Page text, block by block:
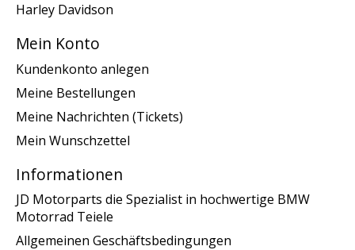
Harley Davidson
Mein Konto
Kundenkonto anlegen
Meine Bestellungen
Meine Nachrichten (Tickets)
Mein Wunschzettel
Informationen
JD Motorparts die Spezialist in hochwertige BMW
Motorrad Teiele
Allgemeinen Geschäftsbedingungen